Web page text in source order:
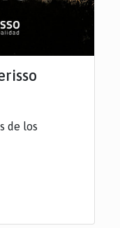
de los